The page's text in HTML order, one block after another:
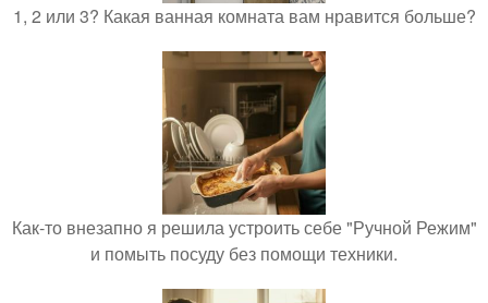
1, 2 или 3? Какая ванная комната вам нравится больше?
Как-то внезапно я решила устроить себе "Ручной Режим"
и помыть посуду без помощи техники.